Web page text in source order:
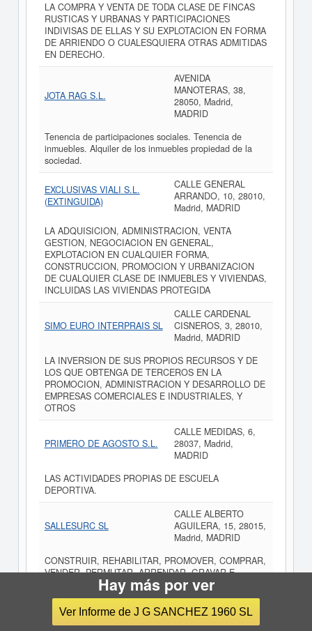
LA COMPRA Y VENTA DE TODA CLASE DE FINCAS
RUSTICAS Y URBANAS Y PARTICIPACIONES
INDIVISAS DE ELLAS Y SU EXPLOTACION EN FORMA
DE ARRIENDO O CUALESQUIERA OTRAS ADMITIDAS
EN DERECHO.
JOTA RAG S.L.
AVENIDA
MANOTERAS, 38,
28050, Madrid,
MADRID
Tenencia de participaciones sociales. Tenencia de
inmuebles. Alquiler de los inmuebles propiedad de la
sociedad.
EXCLUSIVAS VIALI S.L.
(EXTINGUIDA)
CALLE GENERAL
ARRANDO, 10, 28010,
Madrid, MADRID
LA ADQUISICION, ADMINISTRACION, VENTA
GESTION, NEGOCIACION EN GENERAL,
EXPLOTACION EN CUALQUIER FORMA,
CONSTRUCCION, PROMOCION Y URBANIZACION
DE CUALQUIER CLASE DE INMUEBLES Y VIVIENDAS,
INCLUIDAS LAS VIVIENDAS PROTEGIDA
SIMO EURO INTERPRAIS SL
CALLE CARDENAL
CISNEROS, 3, 28010,
Madrid, MADRID
LA INVERSION DE SUS PROPIOS RECURSOS Y DE
LOS QUE OBTENGA DE TERCEROS EN LA
PROMOCION, ADMINISTRACION Y DESARROLLO DE
EMPRESAS COMERCIALES E INDUSTRIALES, Y
OTROS
PRIMERO DE AGOSTO S.L.
CALLE MEDIDAS, 6,
28037, Madrid,
MADRID
LAS ACTIVIDADES PROPIAS DE ESCUELA
DEPORTIVA.
SALLESURC SL
CALLE ALBERTO
AGUILERA, 15, 28015,
Madrid, MADRID
CONSTRUIR, REHABILITAR, PROMOVER, COMPRAR,
VENDER, PERMUTAR, ARRENDAR, GRAVAR E
HIPOTECAR, ADQUIRIR Y ENAJENAR BIENES
INMUEBLES. CONSTRUCCIONES INMOBILIARIAS,
URBANIZACION Y PARCELACION DE TERRENOS.
DISTRIBUCION DE ARTIC
Hay más por ver
Ver Informe de J G SANCHEZ 1960 SL